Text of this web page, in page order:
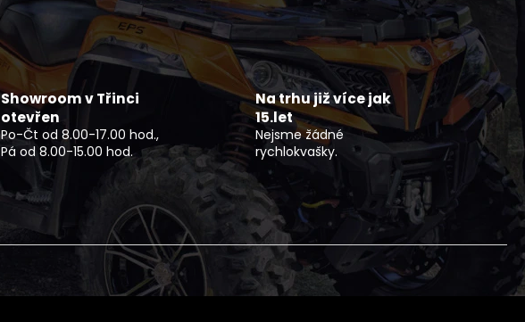
Showroom v Třinci
otevřen
Po-Čt od 8.00-17.00 hod.,
Pá od 8.00-15.00 hod.
Na trhu již více jak
15.let
Nejsme žádné
rychlokvašky.